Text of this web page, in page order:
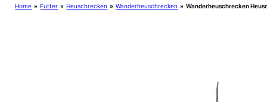
Home » Futter » Heuschrecken » Wanderheuschrecken » Wanderheuschrecken